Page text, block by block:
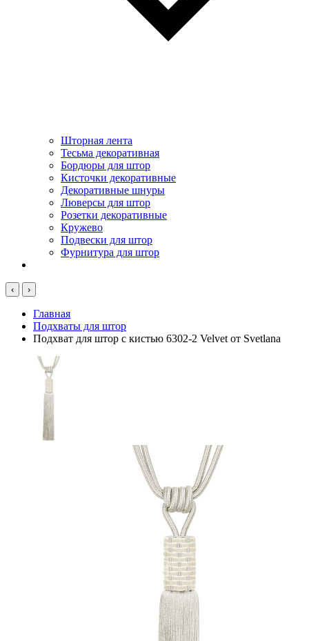
Шторная лента
Тесьма декоративная
Бордюры для штор
Кисточки декоративные
Декоративные шнуры
Люверсы для штор
Розетки декоративные
Кружево
Подвески для штор
Фурнитура для штор
‹ ›
Главная
Подхваты для штор
Подхват для штор с кистью 6302-2 Velvet от Svetlana